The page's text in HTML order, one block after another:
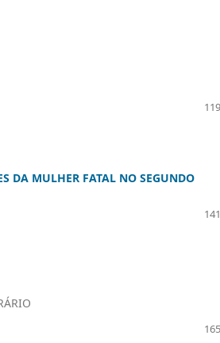
DA MULHER FATAL NO SEGUNDO